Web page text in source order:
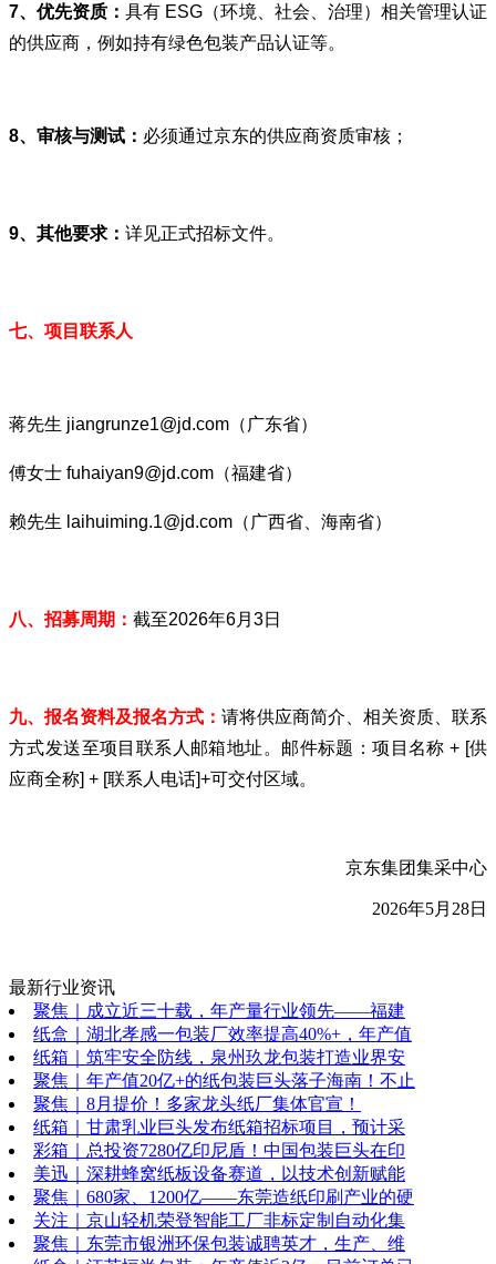
7、优先资质：具有 ESG （环境、社会、治理）相关管理认证
的供应商，例如持有绿色包装产品认证等。
8、审核与测试： 必须通过京东的供应商资质审核；
9、其他要求： 详见正式招标文件。
七、项目联系人
蒋先生 jiangrunze1@jd.com（广东省）
傅女士 fuhaiyan9@jd.com（福建省）
赖先生 laihuiming.1@jd.com（广西省、海南省）
八、招募周期： 截至2026年6月3日
九、报名资料及报名方式： 请将供应商简介、相关资质、联系
方式发送至项目联系人邮箱地址。邮件标题：项目名称 + [供
应商全称] + [联系人电话]+可交付区域。
京东集团集采中心
2026年5月28日
最新行业资讯
聚焦｜成立近三十载，年产量行业领先——福建
纸盒｜湖北孝感一包装厂效率提高40%+，年产值
纸箱｜筑牢安全防线，泉州玖龙包装打造业界安
聚焦｜年产值20亿+的纸包装巨头落子海南！不止
聚焦｜8月提价！多家龙头纸厂集体官宣！
纸箱｜甘肃乳业巨头发布纸箱招标项目，预计采
彩箱｜总投资7280亿印尼盾！中国包装巨头在印
美迅｜深耕蜂窝纸板设备赛道，以技术创新赋能
聚焦｜680家、1200亿——东莞造纸印刷产业的硬
关注｜京山轻机荣登智能工厂非标定制自动化集
聚焦｜东莞市银洲环保包装诚聘英才，生产、维